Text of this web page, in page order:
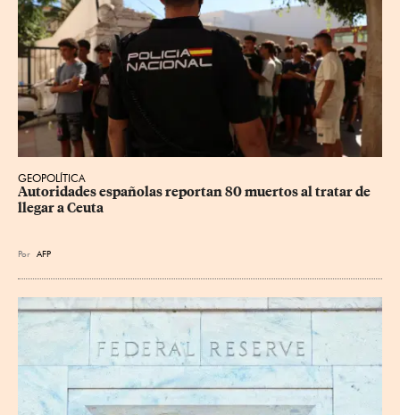
GEOPOLÍTICA
Autoridades españolas reportan 80 muertos al tratar de
llegar a Ceuta
Por AFP